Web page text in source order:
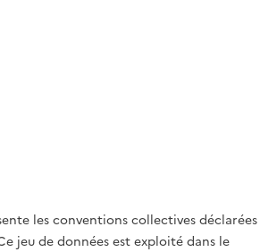
les conventions collectives déclarées
jeu de données est exploité dans le